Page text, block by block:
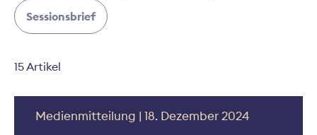
Sessionsbrief
15 Artikel
Medienmitteilung | 18. Dezember 2024